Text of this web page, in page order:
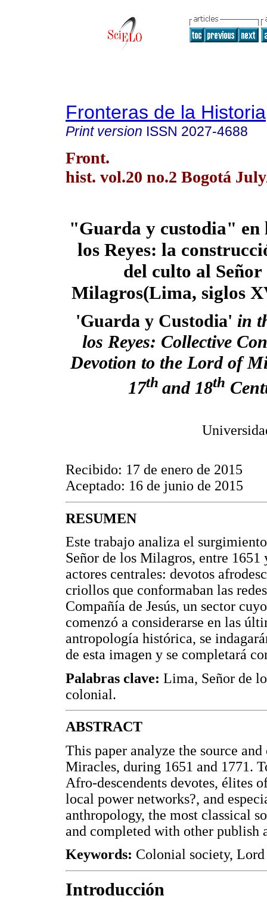
Fronteras de la Historia
Print version ISSN 2027-4688
Front.
hist. vol.20 no.2 Bogotá
"Guarda y custodia" en
los Reyes: la
del culto al Señor
Milagros(Lima, siglos
'Guarda y Custodia' in
los Reyes: Collective
Devotion to the Lord of
17th and 18th
Recibido: 17 de enero de 2015
Aceptado: 16 de junio de 2015
RESUMEN
Este trabajo analiza el
Señor de los Milagros, entre
actores centrales: devotos
criollos que conformaban las
Compañía de Jesús, un sector
comenzó a considerarse en las
antropología histórica, se
de esta imagen y se completará
Palabras clave: Lima, Señor de
colonial.
ABSTRACT
This paper analyze the source
Miracles, during 1651 and 1771.
Afro-descendents devotes, élites
local power networks?, and
anthropology, the most classical
and completed with other publish
Keywords: Colonial society,
Introducción